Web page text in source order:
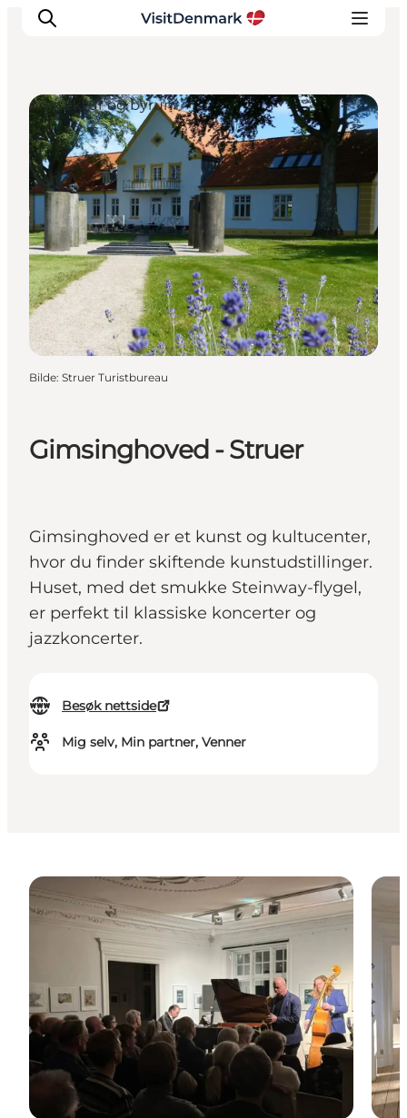
Inspirasjon
Reisemål
Aktiviteter
Overnatting
Planlegg reisen
Gimsinghoved - Struer
Gimsinghoved er et kunst og kultucenter,
hvor du finder skiftende kunstudstillinger.
Huset, med det smukke Steinway-flygel,
er perfekt til klassiske koncerter og
jazzkoncerter.
Besøk nettside
Mig selv, Min partner, Venner
Arkitektur og byrum
Bilde: Struer Turistbureau